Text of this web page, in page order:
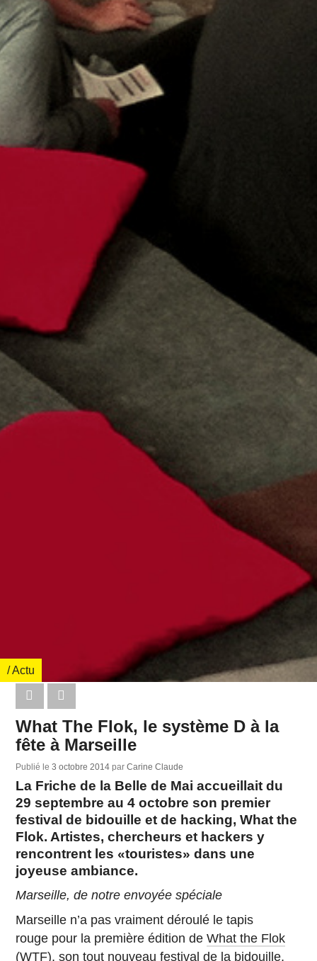
/ Actu
What The Flok, le système D à la
fête à Marseille
Publié le3 octobre 2014parCarine Claude
La Friche de la Belle de Mai accueillait du
29 septembre au 4 octobre son premier
festival de bidouille et de hacking, What the
Flok. Artistes, chercheurs et hackers y
rencontrent les «touristes» dans une
joyeuse ambiance.
Marseille, de notre envoyée spéciale
Marseille n’a pas vraiment déroulé le tapis
rouge pour la première édition deWhat the Flok
(WTF), son tout nouveau festival de la bidouille,